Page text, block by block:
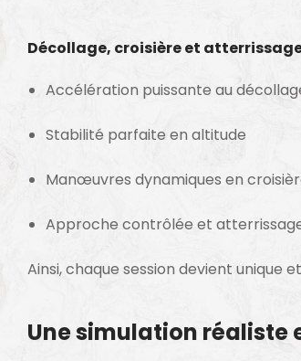
Décollage, croisière et
Accélération puissante au
Stabilité parfaite en altitude
Manœuvres dynamiques en
Approche contrôlée et
Ainsi, chaque session devient unique
Une simulation réaliste